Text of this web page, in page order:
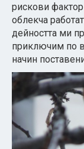
рискови
облекча
дейността ми
приключим по
начин